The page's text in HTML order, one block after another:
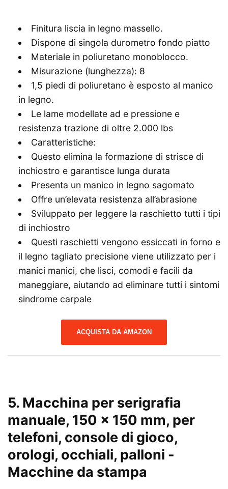
Finitura liscia in legno massello.
Dispone di singola durometro fondo piatto
Materiale in poliuretano monoblocco.
Misurazione (lunghezza): 8
1,5 piedi di poliuretano è esposto al manico
in legno.
Le lame modellate ad e pressione e
resistenza trazione di oltre 2.000 lbs
Caratteristiche:
Questo elimina la formazione di strisce di
inchiostro e garantisce lunga durata
Presenta un manico in legno sagomato
Offre un’elevata resistenza all’abrasione
Sviluppato per leggere la raschietto tutti i tipi
di inchiostro
Questi raschietti vengono essiccati in forno e
il legno tagliato precisione viene utilizzato per i
manici manici, che lisci, comodi e facili da
maneggiare, aiutando ad eliminare tutti i sintomi
sindrome carpale
ACQUISTA DA AMAZON
5. Macchina per serigrafia
manuale, 150 x 150 mm, per
telefoni, console di gioco,
orologi, occhiali, palloni -
Macchine da stampa